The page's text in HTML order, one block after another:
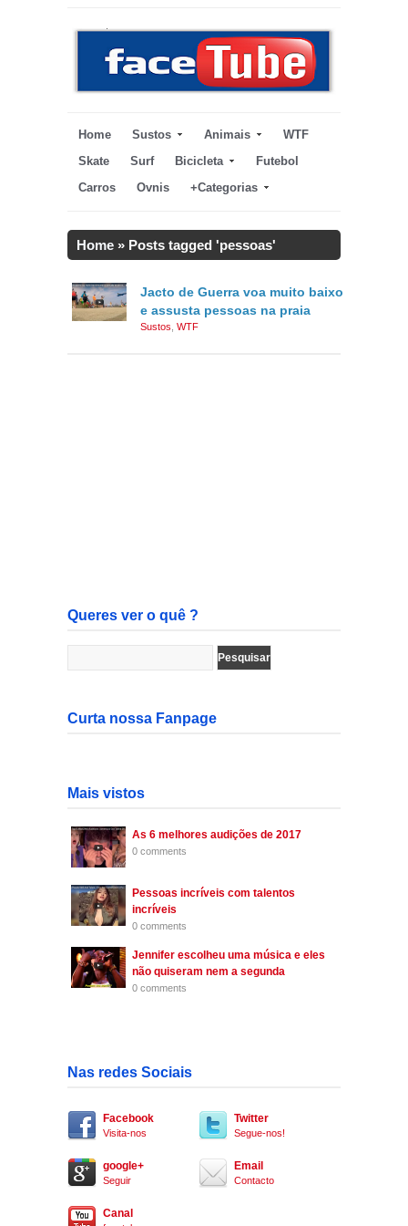
Home Sustos Animais
WTF
Skate
Surf Bicicleta
Futebol
Carros
Ovnis +Categorias
Home » Posts tagged 'pessoas'
Jacto de Guerra voa muito baixo
e assusta pessoas na praia
Sustos WTF
Queres ver o quê ?
Curta nossa Fanpage
Mais vistos
As 6 melhores audições de 2017
0 comments
Pessoas incríveis com talentos
incríveis
0 comments
Jennifer escolheu uma música e eles
não quiseram nem a segunda
0 comments
Nas redes Sociais
Facebook
Visita-nos
Twitter
Segue-nos!
google+
Seguir
Email
Contacto
Canal